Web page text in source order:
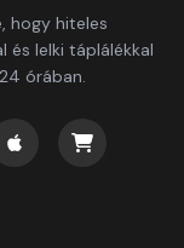
hogy hiteles
és lelki táplálékkal
órában.